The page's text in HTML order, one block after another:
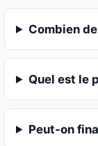
Combien
Quel est le
Peut-on